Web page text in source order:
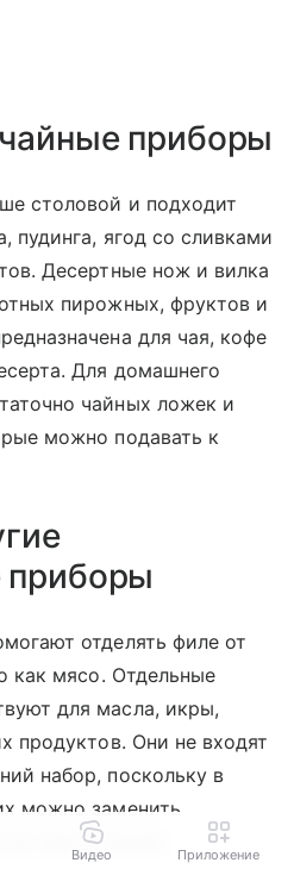
приборы
столовой и подходит
пудинга, ягод со сливками
Десертные нож и вилка
пирожных, фруктов и
для чая, кофе
Для домашнего
чайных ложек и
можно подавать к
приборы
отделять филе от
как мясо. Отдельные
для масла, икры,
продуктов. Они не входят
набор, поскольку в
можно заменить
закусочными
Видео Приложение